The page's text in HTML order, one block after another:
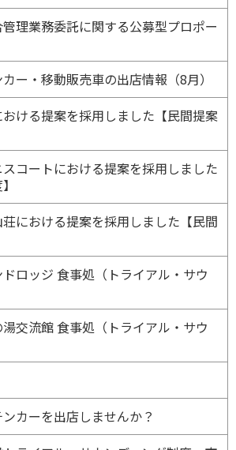
理業務委託に関する公募型プロポー
ー・移動販売車の出店情報（8月）
ける提案を採用しました【民間提案
コートにおける提案を採用しました
における提案を採用しました【民間
ロッジ 食事処（トライアル・サウ
交流館 食事処（トライアル・サウ
カーを出店しませんか？